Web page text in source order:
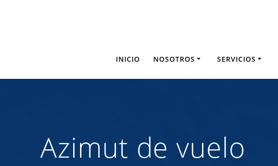
INICIO NOSOTROS SERVICIOS
Azimut de vuelo